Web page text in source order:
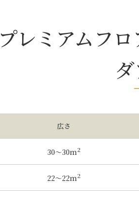
プレミアムフロ
広さ
30〜30m2
22〜22m2